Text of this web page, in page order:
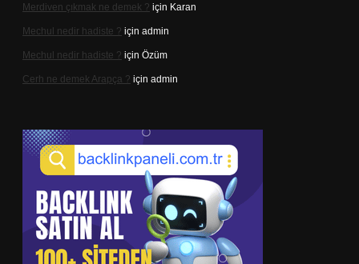
Merdiven çıkmak ne demek ? için Karan
Mechul nedir hadiste ? için admin
Mechul nedir hadiste ? için Özüm
Cerh ne demek Arapça ? için admin